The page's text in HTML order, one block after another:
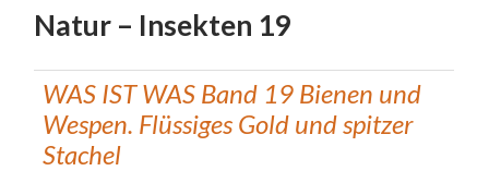
Natur – Insekten 19
WAS IST WAS Band 19 Bienen und
Wespen. Flüssiges Gold und spitzer
Stachel